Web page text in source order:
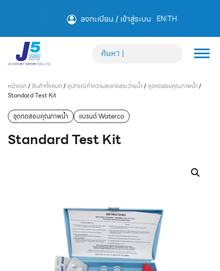
ลงทะเบียน / เข้าสู่ระบบ EN|TH
หน้าแรก/ สินค้าทั้งหมด/ อุปกรณ์ทำความสะอาดสระว่ายน้ำ/ ชุดทดสอบคุณภาพน้ำ/
Standard Test Kit
ชุดทดสอบคุณภาพน้ำ แบรนด์ Waterco
Standard Test Kit